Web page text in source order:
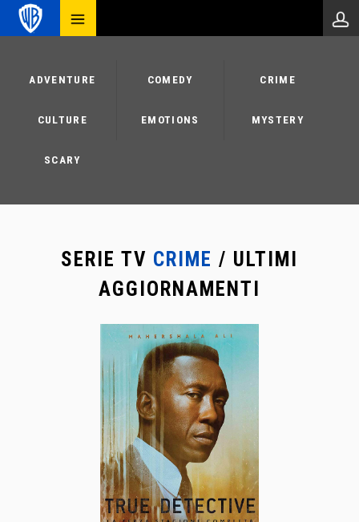
ADVENTURE COMEDY CRIME
CULTURE EMOTIONS MYSTERY
SCARY
SERIE TV CRIME / ULTIMI
AGGIORNAMENTI